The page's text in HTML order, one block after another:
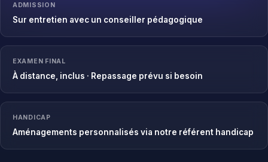
ADMISSION
Sur entretien avec un conseiller pédagogique
EXAMEN FINAL
À distance, inclus · Repassage prévu si besoin
HANDICAP
Aménagements personnalisés via notre référent handicap